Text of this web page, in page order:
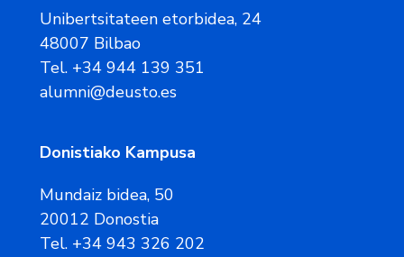
Unibertsitateen etorbidea, 24
48007 Bilbao
Tel. +34 944 139 351
alumni@deusto.es
Donistiako Kampusa
Mundaiz bidea, 50
20012 Donostia
Tel. +34 943 326 202